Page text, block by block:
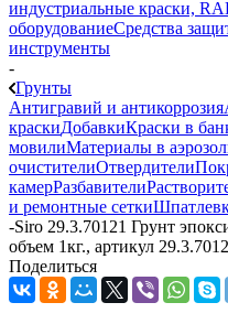
индустриальные краски,
оборудованиеСредства
инструменты
-
Грунты
Антигравий и антикоррозия
краскиДобавкиКраски в
мовилиМатериалы в
очистителиОтвердители
камерРазбавители
и ремонтные сетки
-Siro 29.3.70121 Грунт
объем 1кг., артикул
Поделиться